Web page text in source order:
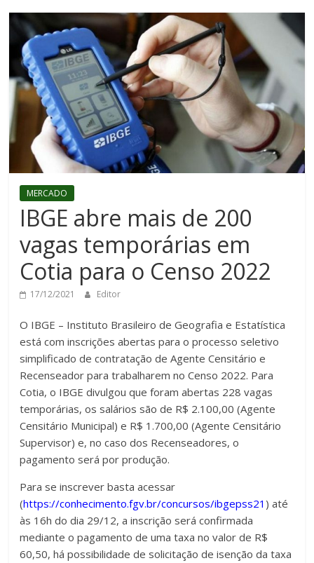
MERCADO
IBGE abre mais de 200
vagas temporárias em
Cotia para o Censo 2022
17/12/2021 Editor
O IBGE – Instituto Brasileiro de Geografia e Estatística
está com inscrições abertas para o processo seletivo
simplificado de contratação de Agente Censitário e
Recenseador para trabalharem no Censo 2022. Para
Cotia, o IBGE divulgou que foram abertas 228 vagas
temporárias, os salários são de R$ 2.100,00 (Agente
Censitário Municipal) e R$ 1.700,00 (Agente Censitário
Supervisor) e, no caso dos Recenseadores, o
pagamento será por produção.
Para se inscrever basta acessar
(https://conhecimento.fgv.br/concursos/ibgepss21 ) até
às 16h do dia 29/12, a inscrição será confirmada
mediante o pagamento de uma taxa no valor de R$
60,50, há possibilidade de solicitação de isenção da taxa